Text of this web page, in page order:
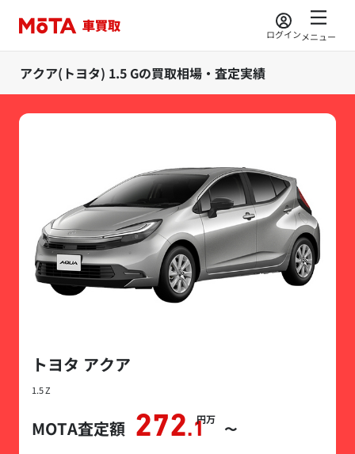
ログインメニュー
アクア(トヨタ) 1.5 Gの買取相場・査定実績
トヨタ アクア
1.5 Z
MOTA査定額 272.1
万円
〜